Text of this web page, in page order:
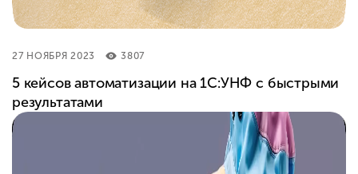
27 НОЯБРЯ 2023 3807
5 кейсов автоматизации на 1С:УНФ с быстрыми
результатами